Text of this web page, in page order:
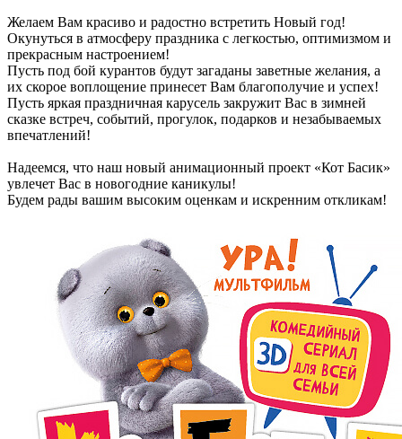
Желаем Вам красиво и радостно встретить Новый год!
Окунуться в атмосферу праздника с легкостью, оптимизмом и
прекрасным настроением!
Пусть под бой курантов будут загаданы заветные желания, а
их скорое воплощение принесет Вам благополучие и успех!
Пусть яркая праздничная карусель закружит Вас в зимней
сказке встреч, событий, прогулок, подарков и незабываемых
впечатлений!
Надеемся, что наш новый анимационный проект «Кот Басик»
увлечет Вас в новогодние каникулы!
Будем рады вашим высоким оценкам и искренним откликам!